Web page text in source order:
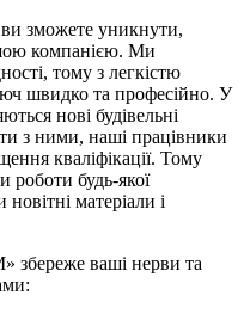
зможете уникнути,
компанією. Ми
тому з легкістю
швидко та професійно. У
нові будівельні
з ними, наші працівники
кваліфікації. Тому
роботи будь-якої
матеріали і
збереже ваші нерви та